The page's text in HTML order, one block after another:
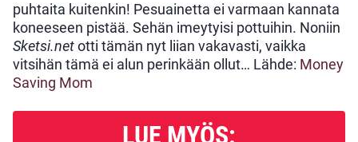
puhtaita kuitenkin! Pesuainetta ei varmaan kannata
koneeseen pistää. Sehän imeytyisi pottuihin. Noniin
Sketsi.netotti tämän nyt liian vakavasti, vaikka
vitsihän tämä ei alun perinkään ollut… Lähde: Money
Saving Mom
LUE MYÖS: